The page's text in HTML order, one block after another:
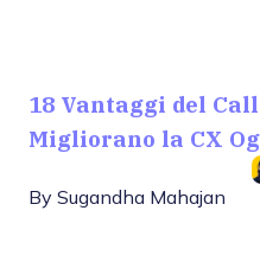
18 Vantaggi del
Migliorano la CX
By Sugandha Mahajan